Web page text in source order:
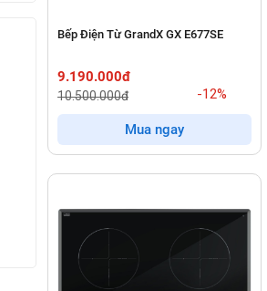
Bếp Điện Từ GrandX GX E677SE
9.190.000đ
10.500.000đ -12%
Mua ngay